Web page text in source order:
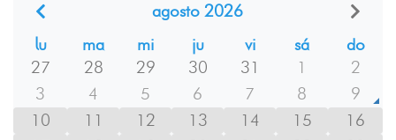
agosto 2026
lu
ma mi ju vi sá
do
27
28 29 30 31 1
2
3
4 5 6 7 8
9
10
11 12 13 14 15
16